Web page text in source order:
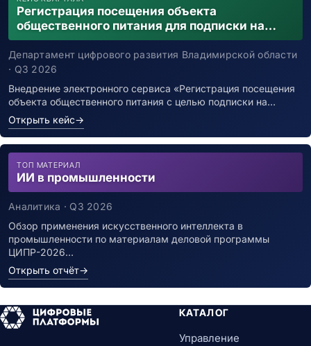
Регистрация посещения объекта
общественного питания для подписки на
уведомления о возможном контакте с
заболевшим новой коронавирусной
инфекцией
Департамент цифрового развития Владимирской области
· Q3 2026
Внедрение электронного сервиса «Регистрация посещения
объекта общественного питания с целью подписки на…
Открыть кейс→
ТОП МАТЕРИАЛ
ИИ в промышленности
Аналитика · Q3 2026
Обзор применения искусственного интеллекта в
промышленности по материалам деловой программы
ЦИПР-2026…
Открыть отчёт→
КАТАЛОГ
Управление